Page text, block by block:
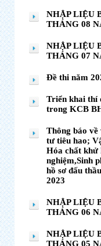
NHẬP LIỆU
THÁNG 08
NHẬP LIỆU
THÁNG 07
Đề thi năm
Triển khai thí
trong KCB
Thông báo
tư tiêu hao;
Hóa chất khử
nghiệm,Sinh
hồ sơ đấu
2023
NHẬP LIỆU
THÁNG 06
NHẬP LIỆU
THÁNG 05